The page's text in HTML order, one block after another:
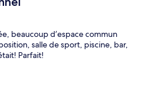
beaucoup d’espace commun
salle de sport, piscine, bar,
Parfait!